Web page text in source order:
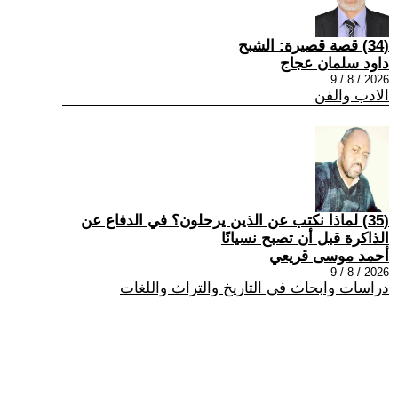
(34) قصة قصيرة: الشبح
داود سلمان عجاج
2026 / 8 / 9
الادب والفن
(35) لماذا نكتب عن الذين يرحلون؟ في الدفاع عن
الذاكرة قبل أن تصبح نسيانًا
أحمد موسى قريعي
2026 / 8 / 9
دراسات وابحاث في التاريخ والتراث واللغات